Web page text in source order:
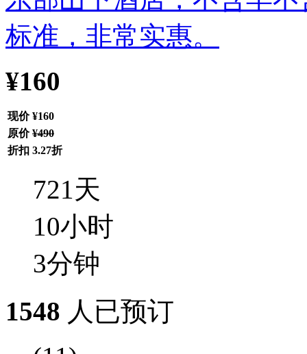
¥160
现价 ¥160
原价 ¥490
折扣 3.27折
721 天
10小时
3分钟
1548 人已预订